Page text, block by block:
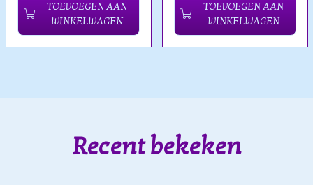
TOEVOEGEN AAN
WINKELWAGEN
TOEVOEGEN AAN
WINKELWAGEN
Recent bekeken